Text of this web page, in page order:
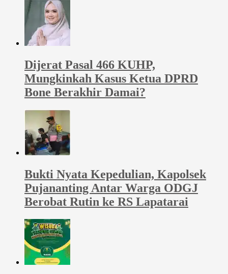
Dijerat Pasal 466 KUHP,
Mungkinkah Kasus Ketua DPRD
Bone Berakhir Damai?
Bukti Nyata Kepedulian, Kapolsek
Pujananting Antar Warga ODGJ
Berobat Rutin ke RS Lapatarai